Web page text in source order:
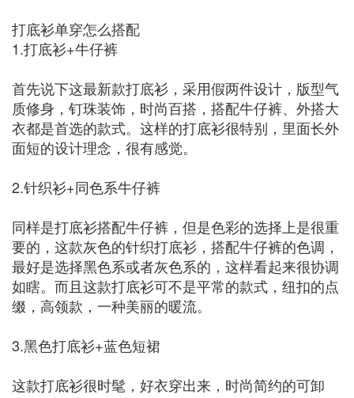
打底衫单穿怎么搭配
1.打底衫+牛仔裤
首先说下这最新款打底衫，采用假两件设计，版型气
质修身，钉珠装饰，时尚百搭，搭配牛仔裤、外搭大
衣都是首选的款式。这样的打底衫很特别，里面长外
面短的设计理念，很有感觉。
2.针织衫+同色系牛仔裤
同样是打底衫搭配牛仔裤，但是色彩的选择上是很重
要的，这款灰色的针织打底衫，搭配牛仔裤的色调，
最好是选择黑色系或者灰色系的，这样看起来很协调
如瞎。而且这款打底衫可不是平常的款式，纽扣的点
缀，高领款，一种美丽的暖流。
3.黑色打底衫+蓝色短裙
这款打底衫很时髦，好衣穿出来，时尚简约的可卸